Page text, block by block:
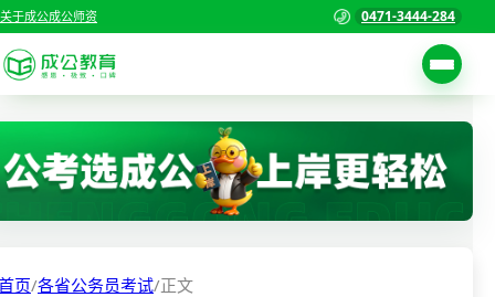
关于成公成公师资 0471-3444-284
考试公告
职位表
首页
国家公务员考试
页/各省公务员考试/正文